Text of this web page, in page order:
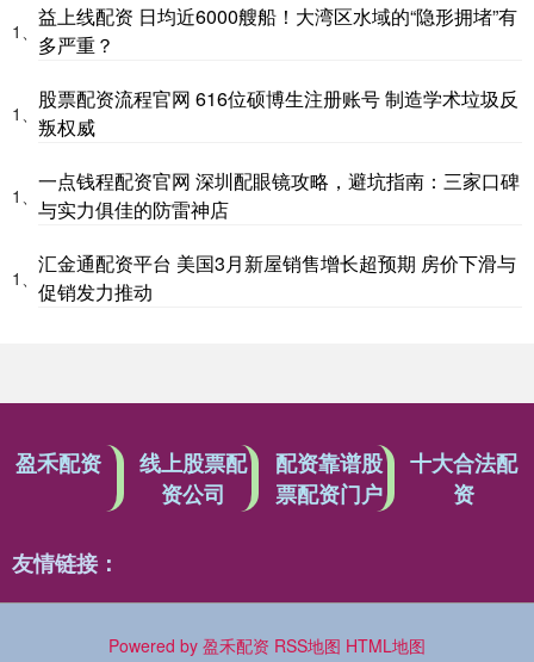
1、
益上线配资 日均近6000艘船！大湾区水域的“隐形拥堵”有
多严重？
1、
股票配资流程官网 616位硕博生注册账号 制造学术垃圾反
叛权威
1、
一点钱程配资官网 深圳配眼镜攻略，避坑指南：三家口碑
与实力俱佳的防雷神店
1、
汇金通配资平台 美国3月新屋销售增长超预期 房价下滑与
促销发力推动
盈禾配资
线上股票配
资公司
配资靠谱股
票配资门户
十大合法配
资
友情链接：
Powered by 盈禾配资 RSS地图 HTML地图